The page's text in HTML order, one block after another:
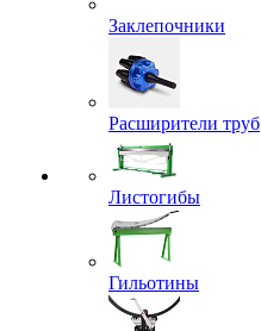
Заклепочники
Расширители труб
Листогибы
Гильотины